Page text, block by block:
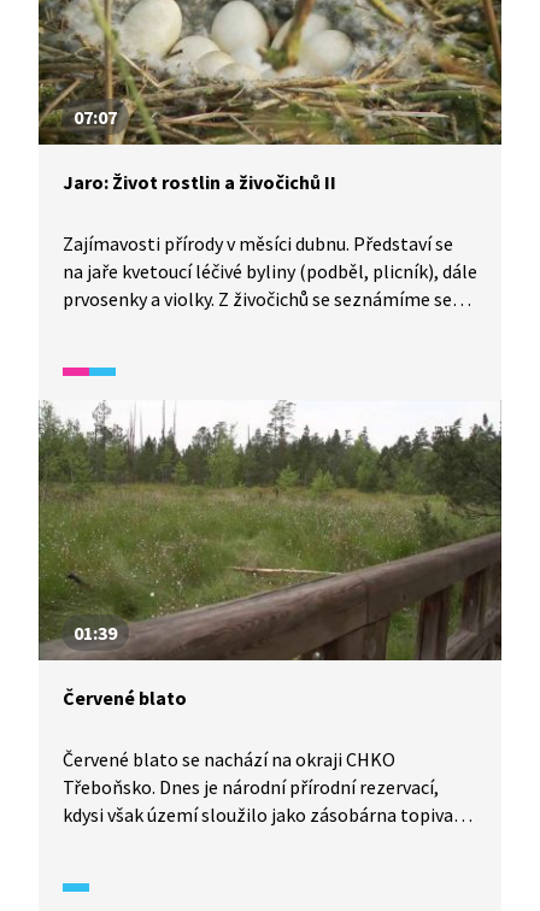
mochny a vzácné koniklece.
07:07
Jaro: Život rostlin a živočichů II
Zajímavosti přírody v měsíci dubnu. Představí se
na jaře kvetoucí léčivé byliny (podběl, plicník), dále
prvosenky a violky. Z živočichů se seznámíme se
je popsán i sociální život v mraveništi.
01:39
Červené blato
Červené blato se nachází na okraji CHKO
Třeboňsko. Dnes je národní přírodní rezervací,
kdysi však území sloužilo jako zásobárna topiva
bezpečnost pohybovat jen po vyznačených